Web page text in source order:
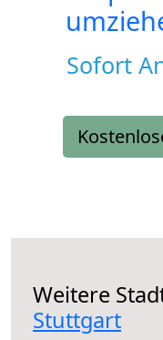
Sofort
Weitere
Stuttgart